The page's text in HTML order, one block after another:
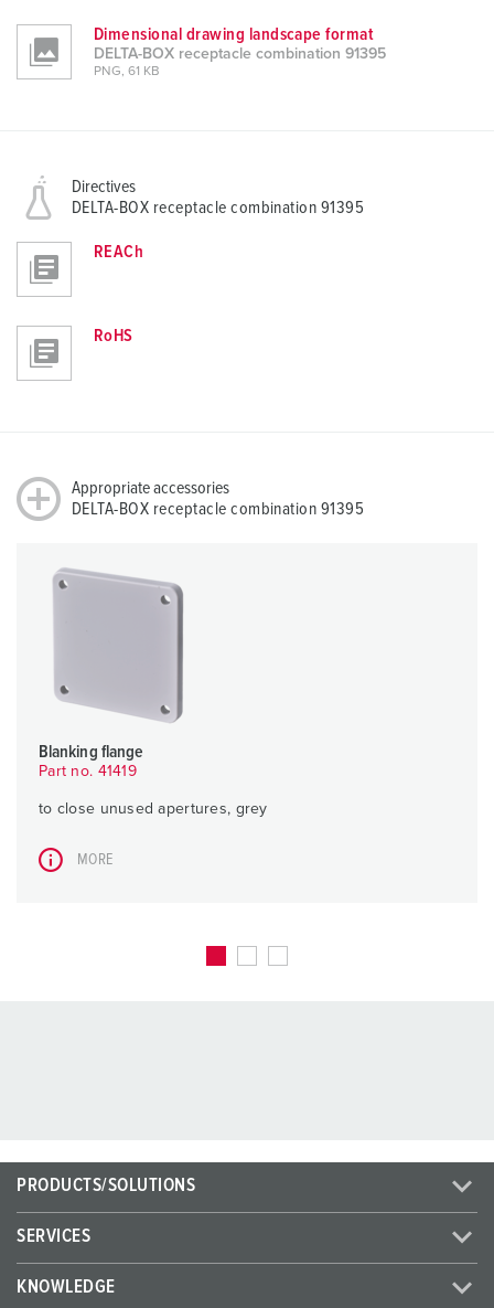
Dimensional drawing landscape format
DELTA-BOX receptacle combination 91395
PNG, 61 KB
Directives
DELTA-BOX receptacle combination 91395
REACh
RoHS
Appropriate accessories
DELTA-BOX receptacle combination 91395
Blanking flange
Part no. 41419
to close unused apertures, grey
MORE
PRODUCTS/SOLUTIONS
SERVICES
KNOWLEDGE